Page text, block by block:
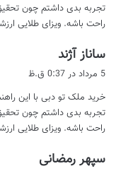
تجربه بدی داشتم چون
راحت باشه. ویزای طلایی
ساناز آژند
ف
5 مرداد در 0:37 ق.ظ
خرید ملک تو دبی با این
تجربه بدی داشتم چون
راحت باشه. ویزای طلایی
سپهر رمضانی